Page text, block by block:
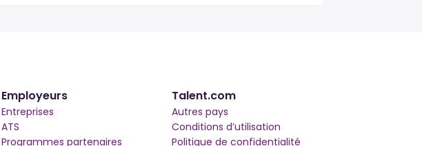
Employeurs
Entreprises
ATS
Programmes partenaires
Talent.com
Autres pays
Conditions d’utilisation
Politique de confidentialité